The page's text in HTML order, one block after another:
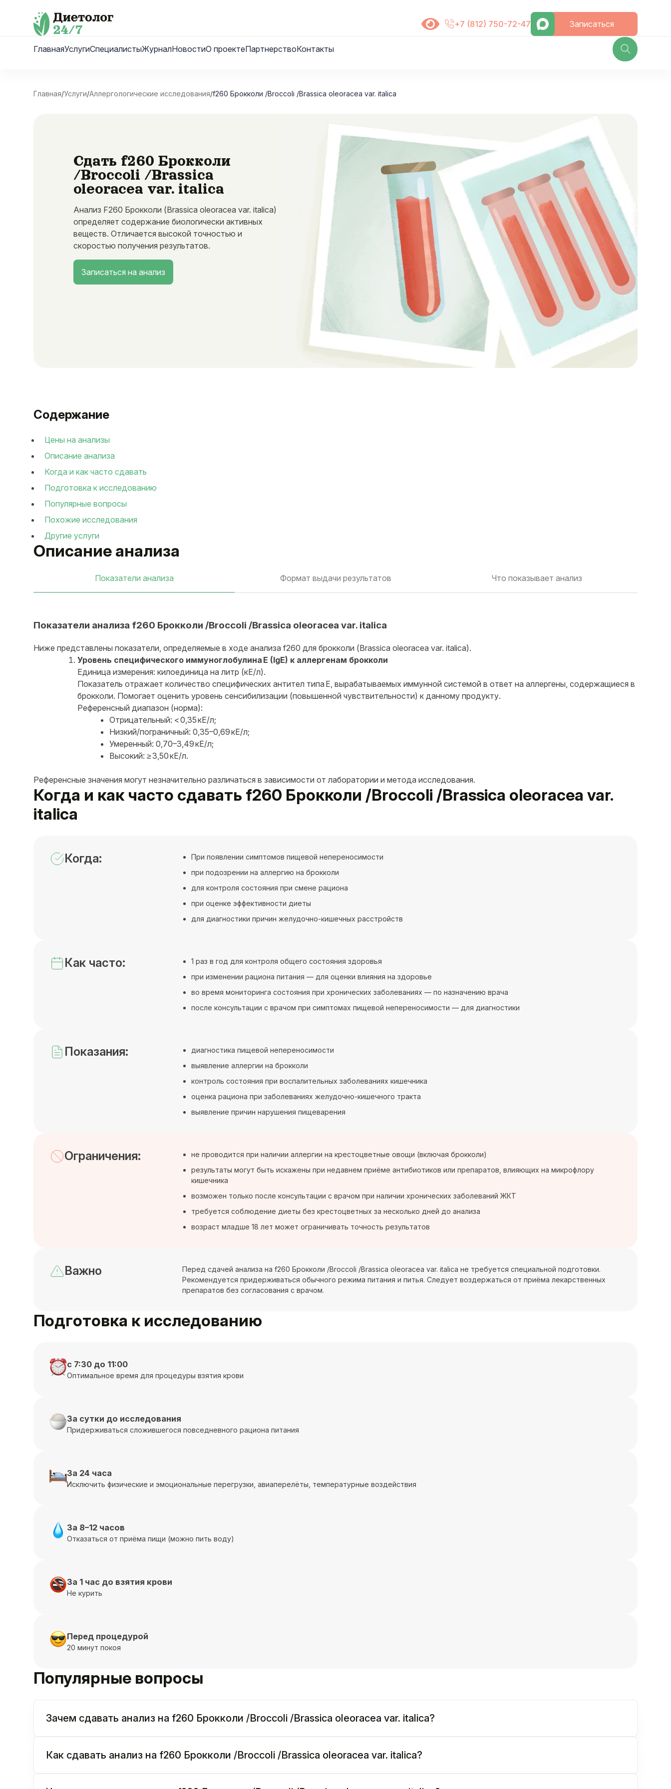
+7 (812) 750-72-47 Записаться
ГлавнаяУслугиСпециалистыЖурналНовостиО проектеПартнерствоКонтакты
Главная/Услуги/Аллергологические исследования/f260 Брокколи /Broccoli /Brassica oleoracea var. italica
Сдать f260 Брокколи
/Broccoli /Brassica
oleoracea var. italica
Анализ F260 Брокколи (Brassica oleoracea var. italica)
определяет содержание биологически активных
веществ. Отличается высокой точностью и
скоростью получения результатов.
Записаться на анализ
Описание анализа
Показатели анализа Формат выдачи результатов Что показывает анализ
Показатели анализа f260 Брокколи /Broccoli /Brassica oleoracea var. italica
Ниже представлены показатели, определяемые в ходе анализа f260 для брокколи (Brassica oleoracea var. italica).
Уровень специфического иммуноглобулина E (IgE) к аллергенам брокколи
Единица измерения: килоединица на литр (кЕ/л).
Показатель отражает количество специфических антител типа E, вырабатываемых иммунной системой в ответ на аллергены, содержащиеся в
брокколи. Помогает оценить уровень сенсибилизации (повышенной чувствительности) к данному продукту.
Референсный диапазон (норма):
Отрицательный: < 0,35 кЕ/л;
Низкий/пограничный: 0,35–0,69 кЕ/л;
Умеренный: 0,70–3,49 кЕ/л;
Высокий: ≥ 3,50 кЕ/л.
Референсные значения могут незначительно различаться в зависимости от лаборатории и метода исследования.
Когда и как часто сдавать f260 Брокколи /Broccoli /Brassica oleoracea var.
italica
Когда:
При появлении симптомов пищевой непереносимости
при подозрении на аллергию на брокколи
для контроля состояния при смене рациона
при оценке эффективности диеты
для диагностики причин желудочно-кишечных расстройств
Как часто:
1 раз в год для контроля общего состояния здоровья
при изменении рациона питания — для оценки влияния на здоровье
во время мониторинга состояния при хронических заболеваниях — по назначению врача
после консультации с врачом при симптомах пищевой непереносимости — для диагностики
Показания:
диагностика пищевой непереносимости
выявление аллергии на брокколи
контроль состояния при воспалительных заболеваниях кишечника
оценка рациона при заболеваниях желудочно-кишечного тракта
выявление причин нарушения пищеварения
Ограничения:
не проводится при наличии аллергии на крестоцветные овощи (включая брокколи)
результаты могут быть искажены при недавнем приёме антибиотиков или препаратов, влияющих на микрофлору
кишечника
возможен только после консультации с врачом при наличии хронических заболеваний ЖКТ
требуется соблюдение диеты без крестоцветных за несколько дней до анализа
возраст младше 18 лет может ограничивать точность результатов
Важно
Перед сдачей анализа на f260 Брокколи /Broccoli /Brassica oleoracea var. italica не требуется специальной подготовки.
Рекомендуется придерживаться обычного режима питания и питья. Следует воздержаться от приёма лекарственных
препаратов без согласования с врачом.
Подготовка к исследованию
с 7:30 до 11:00
Оптимальное время для процедуры взятия крови
За сутки до исследования
Придерживаться сложившегося повседневного рациона питания
За 24 часа
Исключить физические и эмоциональные перегрузки, авиаперелёты, температурные воздействия
За 8–12 часов
Отказаться от приёма пищи (можно пить воду)
За 1 час до взятия крови
Не курить
Перед процедурой
20 минут покоя
Популярные вопросы
Зачем сдавать анализ на f260 Брокколи /Broccoli /Brassica oleoracea var. italica?
Как сдавать анализ на f260 Брокколи /Broccoli /Brassica oleoracea var. italica?
Содержание
Цены на анализы
Описание анализа
Когда и как часто сдавать
Подготовка к исследованию
Популярные вопросы
Похожие исследования
Другие услуги